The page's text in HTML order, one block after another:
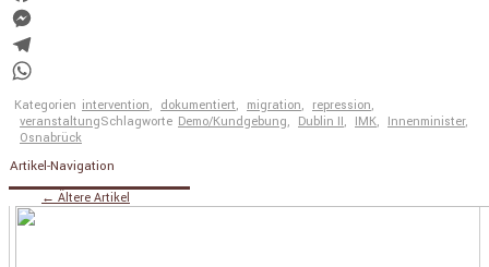
Facebook
Messenger
Telegram
WhatsApp
Kategorien intervention, dokumentiert, migration, repression,
veranstaltungSchlagworte Demo/Kundgebung, Dublin II, IMK, Innenminister,
Osnabrück
Artikel-Navigation
← Ältere Artikel